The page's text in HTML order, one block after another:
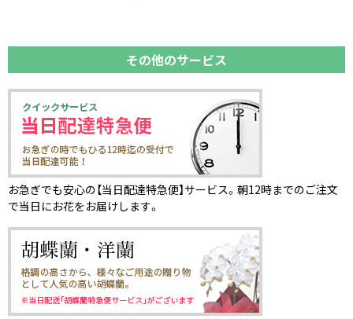
その他のサービス
お急ぎでも安心の【当日配達特急便】サービス。朝12時までのご注文
で当日にお花をお届けします。